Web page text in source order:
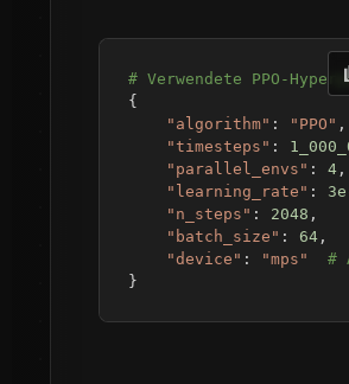
# Verwendete PPO-
{
"algorithm" : "PPO" ,
"timesteps" :
"parallel_envs" : 4 ,
"learning_rate" :
"n_steps" : 2048 ,
"batch_size" : 64 ,
"device" : "mps"
#
}